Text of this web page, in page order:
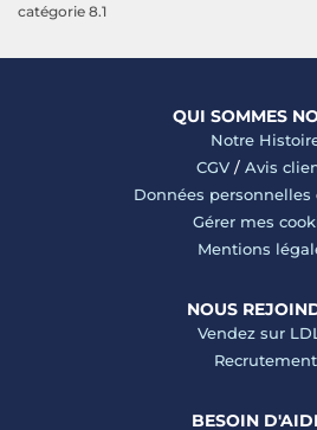
catégorie 8.1
QUI SOMMES
Notre
CGV/ Avis
Données personnelles
Gérer mes
Mentions
NOUS
Vendez sur
Recrutement
BESOIN